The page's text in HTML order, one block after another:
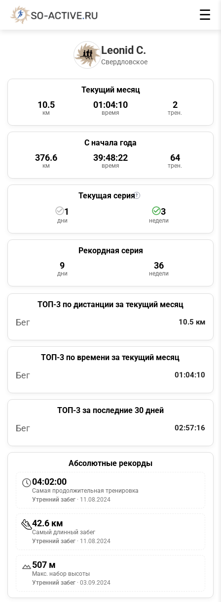
☰
Leonid C.
Свердловское
Текущий месяц
10.5
км
01:04:10
время
2
трен.
С начала года
376.6
км
39:48:22
время
64
трен.
Текущая серия
1
дни
3
недели
Рекордная серия
9
дни
36
недели
ТОП-3 по дистанции за текущий месяц
Бег 10.5 км
ТОП-3 по времени за текущий месяц
Бег 01:04:10
ТОП-3 за последние 30 дней
Бег 02:57:16
Абсолютные рекорды
04:02:00
Самая продолжительная тренировка
Утренний забег · 11.08.2024
42.6 км
Самый длинный забег
Утренний забег · 11.08.2024
507 м
Макс. набор высоты
Утренний забег · 03.09.2024